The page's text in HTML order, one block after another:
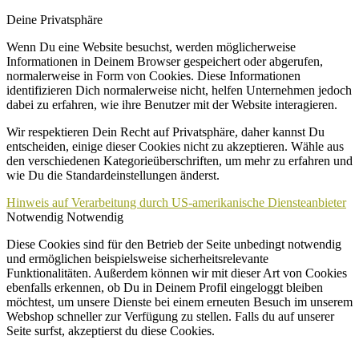
Deine Privatsphäre
Wenn Du eine Website besuchst, werden möglicherweise
Informationen in Deinem Browser gespeichert oder abgerufen,
normalerweise in Form von Cookies. Diese Informationen
identifizieren Dich normalerweise nicht, helfen Unternehmen jedoch
dabei zu erfahren, wie ihre Benutzer mit der Website interagieren.
Wir respektieren Dein Recht auf Privatsphäre, daher kannst Du
entscheiden, einige dieser Cookies nicht zu akzeptieren. Wähle aus
den verschiedenen Kategorieüberschriften, um mehr zu erfahren und
wie Du die Standardeinstellungen änderst.
Hinweis auf Verarbeitung durch US-amerikanische Diensteanbieter
Notwendig Notwendig
Diese Cookies sind für den Betrieb der Seite unbedingt notwendig
und ermöglichen beispielsweise sicherheitsrelevante
Funktionalitäten. Außerdem können wir mit dieser Art von Cookies
ebenfalls erkennen, ob Du in Deinem Profil eingeloggt bleiben
möchtest, um unsere Dienste bei einem erneuten Besuch im unserem
Webshop schneller zur Verfügung zu stellen. Falls du auf unserer
Seite surfst, akzeptierst du diese Cookies.